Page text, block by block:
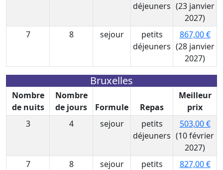
déjeuners (23 janvier
2027)
7
8 sejour
petits
déjeuners
867,00 €
(28 janvier
2027)
Bruxelles
Nombre
de nuits
Nombre
de jours
Formule Repas
Meilleur
prix
3
4 sejour
petits
déjeuners
503,00 €
(10 février
2027)
7
8 sejour
petits
827,00 €